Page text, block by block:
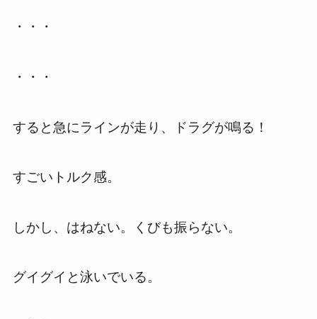
・・・
・・・
すると急にラインが走り、ドラグが鳴る！
すごいトルク感。
しかし、はねない。くびも振らない。
グイグイと泳いでいる。